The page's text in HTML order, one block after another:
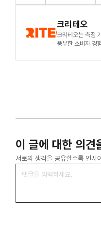
크리테오
크리테오는 측정
풍부한 소비자 경
이 글에 대한 의견
서로의 생각을 공유할수록 인사